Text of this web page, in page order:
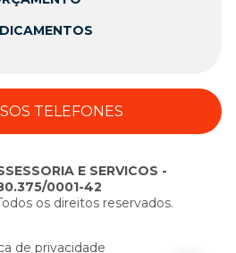
TELEFONES
E SERVICOS -
0001-42
os direitos reservados.
de privacidade